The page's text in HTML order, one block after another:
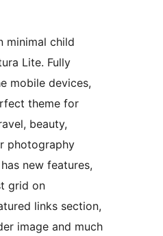
minimal child
Lite. Fully
mobile devices,
theme for
beauty,
photography
new features,
grid on
links section,
image and much